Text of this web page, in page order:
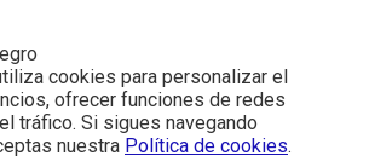
cookies para personalizar el
ofrecer funciones de redes
tráfico. Si sigues navegando
nuestra Política de cookies.